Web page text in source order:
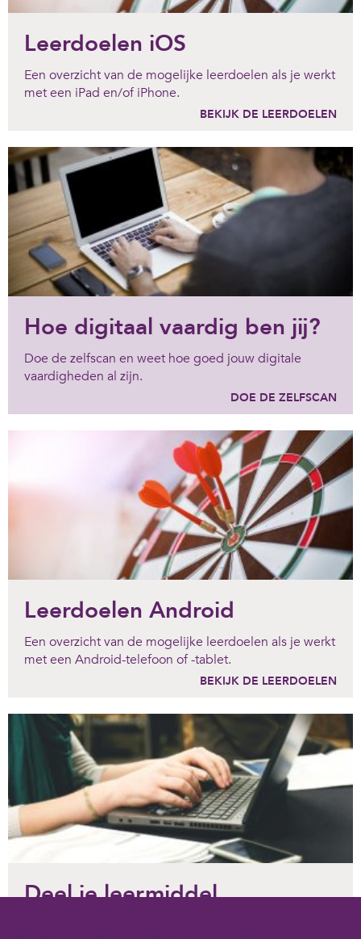
Leerdoelen iOS
Een overzicht van de mogelijke leerdoelen als je werkt
met een iPad en/of iPhone.
BEKIJK DE LEERDOELEN
Hoe digitaal vaardig ben jij?
Doe de zelfscan en weet hoe goed jouw digitale
vaardigheden al zijn.
DOE DE ZELFSCAN
Leerdoelen Android
Een overzicht van de mogelijke leerdoelen als je werkt
met een Android-telefoon of -tablet.
BEKIJK DE LEERDOELEN
Deel je leermiddel